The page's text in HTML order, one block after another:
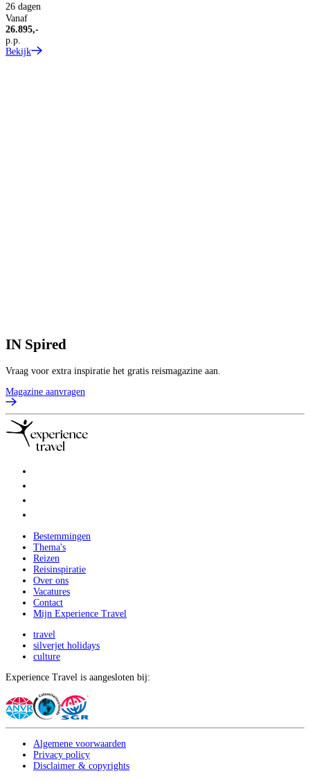
26 dagen
Vanaf
26.895,-
p.p.
Bekijk
IN Spired
Vraag voor extra inspiratie het gratis reismagazine aan.
Magazine aanvragen
Bestemmingen
Thema's
Reizen
Reisinspiratie
Over ons
Vacatures
Contact
Mijn Experience Travel
travel
silverjet holidays
culture
Experience Travel is aangesloten bij:
Algemene voorwaarden
Privacy policy
Disclaimer & copyrights